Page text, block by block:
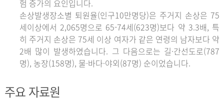
험 증가의 요인입니다.
손상발생장소별 퇴원율(인구10만명당)은 주거지 손상은 75
세이상에서 2,065명으로 65-74세(623명)보다 약 3.3배, 특
히 주거지 손상은 75세 이상 여자가 같은 연령의 남자보다 약
2배 많이 발생하였습니다. 그 다음으로는 길·간선도로(787
명), 농장(158명), 물·바다·야외(87명) 순이었습니다.
주요 자료원